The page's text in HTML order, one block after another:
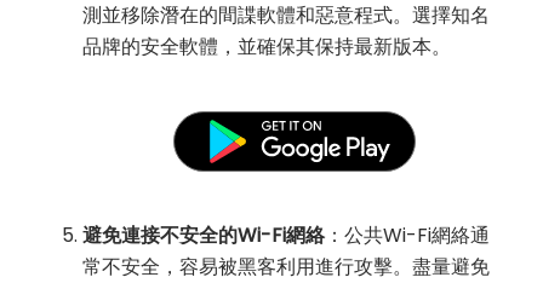
測並移除潛在的間諜軟體和惡意程式。選擇知名
品牌的安全軟體，並確保其保持最新版本。
避免連接不安全的Wi-Fi網絡 ：公共Wi-Fi網絡通
常不安全，容易被黑客利用進行攻擊。盡量避免